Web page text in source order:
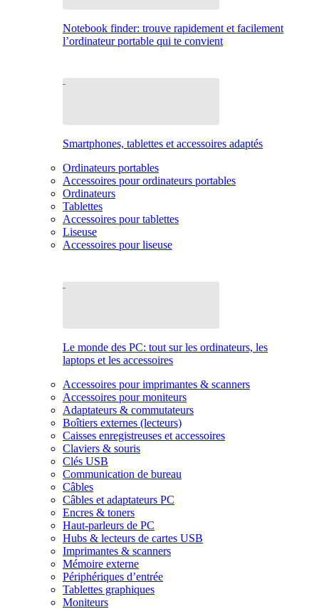
Notebook finder: trouve rapidement et facilement
l’ordinateur portable qui te convient
Smartphones, tablettes et accessoires adaptés
Ordinateurs portables
Accessoires pour ordinateurs portables
Ordinateurs
Tablettes
Accessoires pour tablettes
Liseuse
Accessoires pour liseuse
Le monde des PC: tout sur les ordinateurs, les
laptops et les accessoires
Accessoires pour imprimantes & scanners
Accessoires pour moniteurs
Adaptateurs & commutateurs
Boîtiers externes (lecteurs)
Caisses enregistreuses et accessoires
Claviers & souris
Clés USB
Communication de bureau
Câbles
Câbles et adaptateurs PC
Encres & toners
Haut-parleurs de PC
Hubs & lecteurs de cartes USB
Imprimantes & scanners
Mémoire externe
Périphériques d’entrée
Tablettes graphiques
Moniteurs